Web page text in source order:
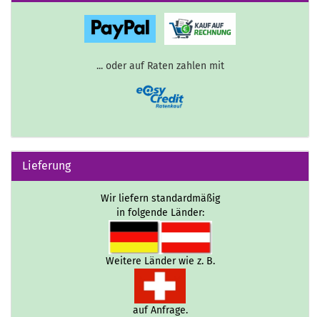
... oder auf Raten zahlen mit
Lieferung
Wir liefern standardmäßig
in folgende Länder:
Weitere Länder wie z. B.
auf Anfrage.